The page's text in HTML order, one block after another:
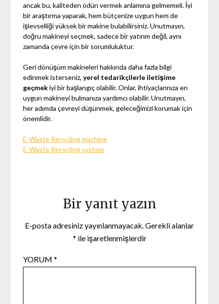
ancak bu, kaliteden ödün vermek anlamına gelmemeli. İyi
bir araştırma yaparak, hem bütçenize uygun hem de
işlevselliği yüksek bir makine bulabilirsiniz. Unutmayın,
doğru makineyi seçmek, sadece bir yatırım değil, aynı
zamanda çevre için bir sorumluluktur.
Geri dönüşüm makineleri hakkında daha fazla bilgi
edinmek isterseniz,yerel tedarikçilerle iletişime
geçmekiyi bir başlangıç olabilir. Onlar, ihtiyaçlarınıza en
uygun makineyi bulmanıza yardımcı olabilir. Unutmayın,
her adımda çevreyi düşünmek, geleceğimizi korumak için
önemlidir.
E-Waste Recycling machine
E-Waste Recycling system
Bir yanıt yazın
E-posta adresiniz yayınlanmayacak. Gerekli alanlar
* ile işaretlenmişlerdir
YORUM*